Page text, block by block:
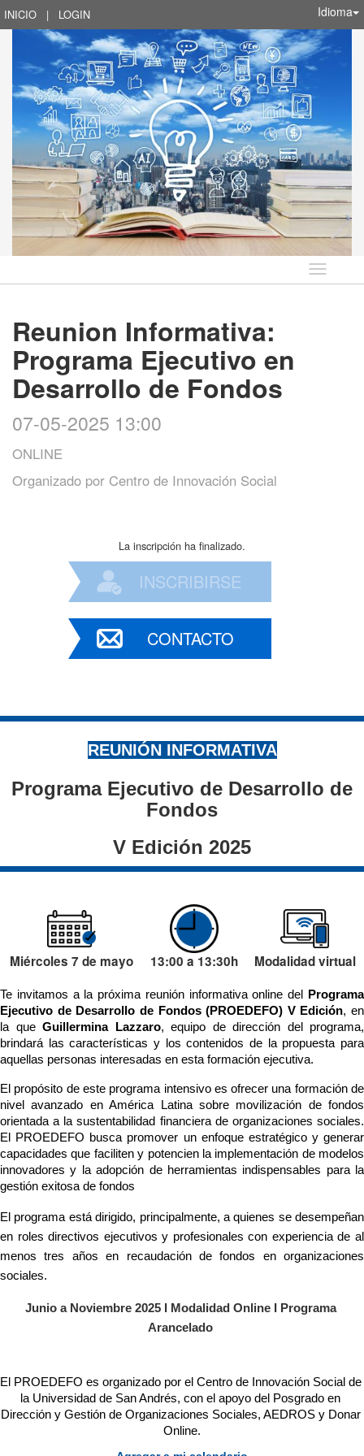
INICIO | LOGIN Idioma
Idioma
Reunion Informativa:
Programa Ejecutivo en
Desarrollo de Fondos
07-05-2025 13:00
ONLINE
Organizado por Centro de Innovación Social
La inscripción ha finalizado.
INSCRIBIRSE
CONTACTO
REUNIÓN INFORMATIVA
Programa Ejecutivo de Desarrollo de
Fondos
V Edición 2025
Miércoles 7 de mayo 13:00 a 13:30h Modalidad virtual
Te invitamos a la próxima reunión informativa online del
Programa
Ejecutivo de Desarrollo de Fondos (PROEDEFO) V Edición, en
la que Guillermina Lazzaro, equipo de dirección del programa,
brindará las características y los contenidos de la propuesta para
aquellas personas interesadas en esta formación ejecutiva.
El propósito de este programa intensivo es ofrecer una formación de
nivel avanzado en América Latina sobre movilización de fondos
orientada a la sustentabilidad financiera de organizaciones sociales.
El PROEDEFO busca promover un enfoque estratégico y generar
capacidades que faciliten y potencien la implementación de modelos
innovadores y la adopción de herramientas indispensables para la
gestión exitosa de fondos
El programa está dirigido, principalmente, a quienes se desempeñan
en roles directivos ejecutivos y profesionales con experiencia de al
menos tres años en recaudación de fondos en organizaciones
sociales.
Junio a Noviembre 2025 I Modalidad Online I Programa
Arancelado
El PROEDEFO es organizado por el Centro de Innovación Social de
la Universidad de San Andrés, con el apoyo del Posgrado en
Dirección y Gestión de Organizaciones Sociales, AEDROS y Donar
Online.